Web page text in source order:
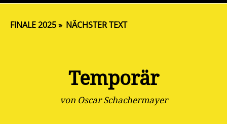
Temporär
von Oscar Schachermayer
FINALE 2025 NÄCHSTER TEXT